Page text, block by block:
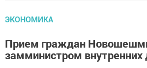
ЭКОНОМИКА
Прием граждан
замминистром внутренних